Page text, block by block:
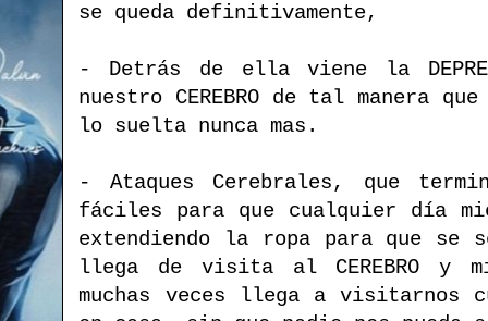
se queda definitivamente,
- Detrás de ella viene la
nuestro CEREBRO de tal manera
lo suelta nunca mas.
- Ataques Cerebrales, que
fáciles para que cualquier día
extendiendo la ropa para que se
llega de visita al CEREBRO y
muchas veces llega a visitarnos